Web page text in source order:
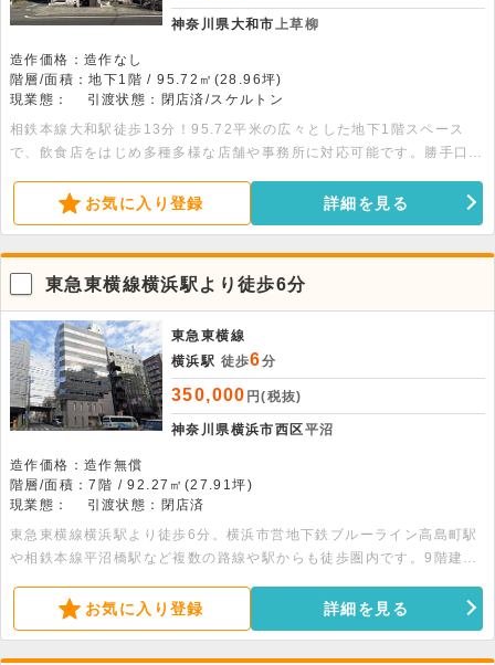
神奈川県大和市上草柳
造作価格：造作なし
階層/面積：地下1階 / 95.72㎡(28.96坪)
現業態：
引渡状態：閉店済/スケルトン
相鉄本線大和駅徒歩13分！95.72平米の広々とした地下1階スペース
で、飲食店をはじめ多種多様な店舗や事務所に対応可能です。勝手口や
せください。お気に入り登録 詳細を見る
東急東横線横浜駅より徒歩6分
東急東横線
横浜駅 徒歩6分
350,000 円(税抜)
神奈川県横浜市西区平沼
造作価格：造作無償
階層/面積：7階 / 92.27㎡(27.91坪)
現業態：
引渡状態：閉店済
東急東横線横浜駅より徒歩6分。横浜市営地下鉄ブルーライン高島町駅
や相鉄本線平沼橋駅など複数の路線や駅からも徒歩圏内です。9階建て
お気に入り登録 詳細を見る